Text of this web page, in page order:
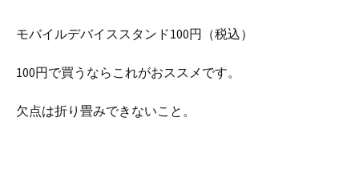
モバイルデバイススタンド100円（税込）
100円で買うならこれがおススメです。
欠点は折り畳みできないこと。